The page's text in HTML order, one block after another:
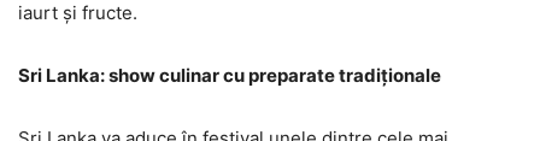
iaurt și fructe.
Sri Lanka: show culinar cu preparate tradiționale